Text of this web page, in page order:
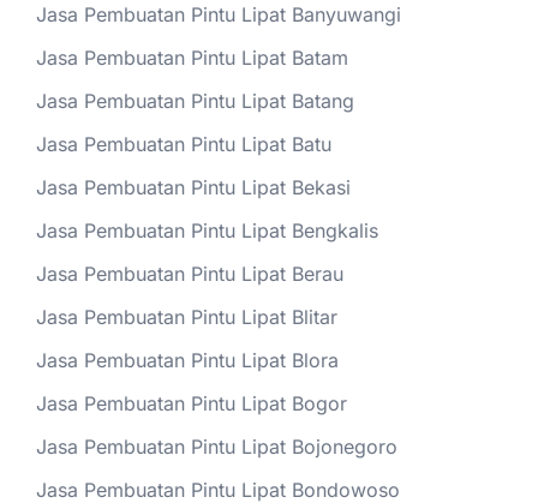
Jasa Pembuatan Pintu Lipat Banyuwangi
Jasa Pembuatan Pintu Lipat Batam
Jasa Pembuatan Pintu Lipat Batang
Jasa Pembuatan Pintu Lipat Batu
Jasa Pembuatan Pintu Lipat Bekasi
Jasa Pembuatan Pintu Lipat Bengkalis
Jasa Pembuatan Pintu Lipat Berau
Jasa Pembuatan Pintu Lipat Blitar
Jasa Pembuatan Pintu Lipat Blora
Jasa Pembuatan Pintu Lipat Bogor
Jasa Pembuatan Pintu Lipat Bojonegoro
Jasa Pembuatan Pintu Lipat Bondowoso